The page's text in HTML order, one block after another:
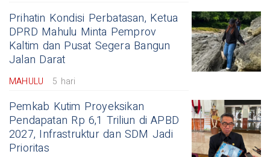
Prihatin Kondisi Perbatasan, Ketua
DPRD Mahulu Minta Pemprov
Kaltim dan Pusat Segera Bangun
Jalan Darat
MAHULU 5 hari
Pemkab Kutim Proyeksikan
Pendapatan Rp 6,1 Triliun di APBD
2027, Infrastruktur dan SDM Jadi
Prioritas